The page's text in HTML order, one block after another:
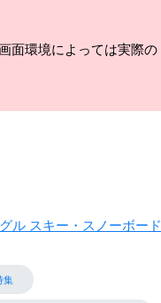
面環境によっては実際の
ル スキー・スノーボード
集